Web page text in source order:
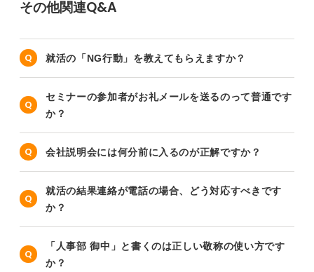
その他関連Q&A
就活の「NG行動」を教えてもらえますか？
セミナーの参加者がお礼メールを送るのって普通です
か？
会社説明会には何分前に入るのが正解ですか？
就活の結果連絡が電話の場合、どう対応すべきです
か？
「人事部 御中」と書くのは正しい敬称の使い方です
か？